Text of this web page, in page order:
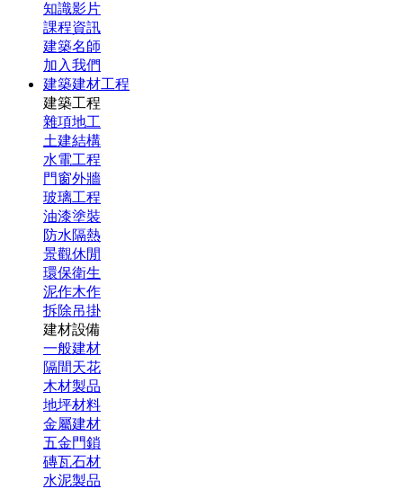
知識影片
課程資訊
建築名師
加入我們
建築建材工程
建築工程
雜項地工
土建結構
水電工程
門窗外牆
玻璃工程
油漆塗裝
防水隔熱
景觀休閒
環保衛生
泥作木作
拆除吊掛
建材設備
一般建材
隔間天花
木材製品
地坪材料
金屬建材
五金門鎖
磚瓦石材
水泥製品